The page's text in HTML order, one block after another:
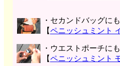
・セカンドバッグに
【ペニッシュミント
・ウエストポーチに
【ペニッシュミント